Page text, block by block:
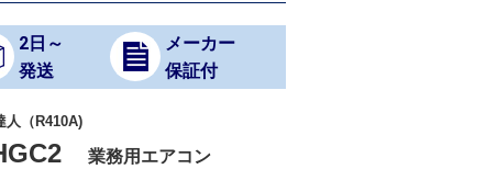
2日～
発送
メーカー
保証付
人（R410A)
業務用エアコン